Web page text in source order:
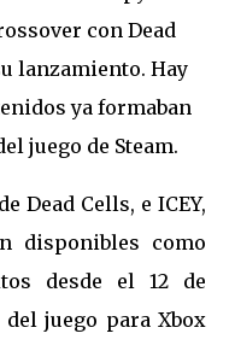
con Dead
lanzamiento. Hay
ya formaban
juego de Steam.
Dead Cells, e ICEY,
disponibles como
desde el 12 de
juego para Xbox